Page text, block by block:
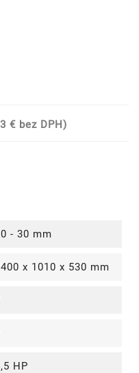
€ bez DPH)
- 30 mm
x 1010 x 530 mm
HP